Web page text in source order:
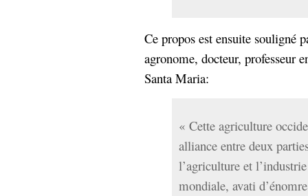
Ce propos est ensuite souligné
agronome, docteur, professeur
Santa Maria:
« Cette agriculture
alliance entre deux
l’agriculture et
mondiale, avati